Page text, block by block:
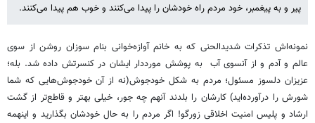
پیر و به پیغمبر، خود مردم راه خودشان را پیدا می‌کنند و خوب هم پیدا می‌کنند.
نمونه‌اش تذکرات شدیدالحنی که به خانم آوازه‌خوانی بنام سوزان روشن از سوی
عالم و آدم و از آنسوی آب به پوشش مورددار ایشان در کنسرتش داده شد. بله؛
عزیزان دلسوز مسئول؛ مردم به شکل خودجوش(نه از آن خودجوش‌هایی که شما
شورش را درآورده‌اید) کارشان را بلدند آنهم چه جور، خیلی بهتر و قاطع‌تر از گشت
ارشاد و پلیس امنیت اخلاقی زورگو! اگر مردم را به حال خودشان بگذارید و اینهمه